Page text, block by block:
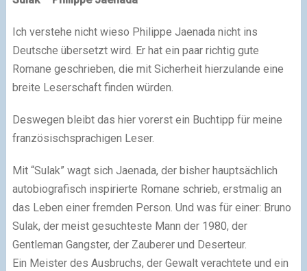
Ich verstehe nicht wieso Philippe Jaenada nicht ins
Deutsche übersetzt wird. Er hat ein paar richtig gute
Romane geschrieben, die mit Sicherheit hierzulande eine
breite Leserschaft finden würden.
Deswegen bleibt das hier vorerst ein Buchtipp für meine
französischsprachigen Leser.
Mit “Sulak” wagt sich Jaenada, der bisher hauptsächlich
autobiografisch inspirierte Romane schrieb, erstmalig an
das Leben einer fremden Person. Und was für einer: Bruno
Sulak, der meist gesuchteste Mann der 1980, der
Gentleman Gangster, der Zauberer und Deserteur.
Ein Meister des Ausbruchs, der Gewalt verachtete und ein